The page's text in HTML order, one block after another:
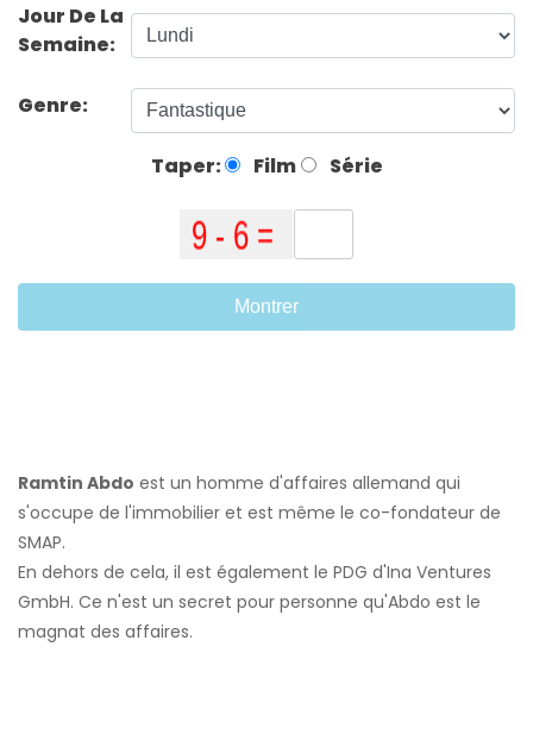
Jour De La
Semaine:
Genre:
Taper: Film Série
Montrer
Ramtin Abdo est un homme d'affaires allemand qui
s'occupe de l'immobilier et est même le co-fondateur de
SMAP.
En dehors de cela, il est également le PDG d'Ina Ventures
GmbH. Ce n'est un secret pour personne qu'Abdo est le
magnat des affaires.